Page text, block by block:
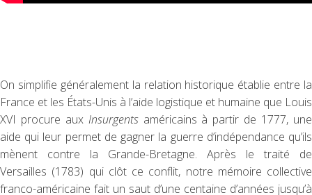
On simplifie généralement la relation historique établie entre la
France et les États-Unis à l’aide logistique et humaine que Louis
XVI procure aux Insurgentsaméricains à partir de 1777, une
aide qui leur permet de gagner la guerre d’indépendance qu’ils
mènent contre la Grande-Bretagne. Après le traité de
Versailles (1783) qui clôt ce conflit, notre mémoire collective
franco-américaine fait un saut d’une centaine d’années jusqu’à